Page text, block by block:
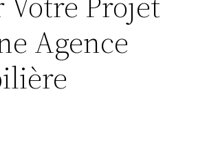
Agence